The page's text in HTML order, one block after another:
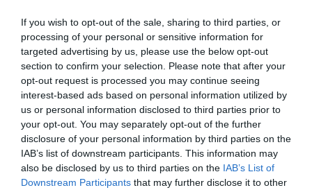
If you wish to opt-out of the sale, sharing to third parties, or
processing of your personal or sensitive information for
targeted advertising by us, please use the below opt-out
section to confirm your selection. Please note that after your
opt-out request is processed you may continue seeing
interest-based ads based on personal information utilized by
us or personal information disclosed to third parties prior to
your opt-out. You may separately opt-out of the further
disclosure of your personal information by third parties on the
IAB’s list of downstream participants. This information may
also be disclosed by us to third parties on the IAB’s List of
Downstream Participants that may further disclose it to other
Összesen 11
1
Juhász Sándor
2024. Május 19.
Kora délután mentünk
ebédelni a kiszolgálás
udvarias volt,kétszemélyes
tálat rendeltünk kb 15 perc
mulva hozta a pincér bőséges
adag még vacsorára is maradt